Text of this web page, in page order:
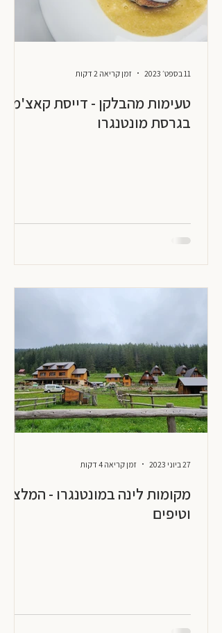
טעימות מהבלקן - דייסת קאצ'מק
בגרסת מונטנגרו
11 בספט׳ 2023 זמן קריאה 2 דקות
מקומות לינה במונטנגרו -
וטיפים
27 ביוני 2023 זמן קריאה 4 דקות